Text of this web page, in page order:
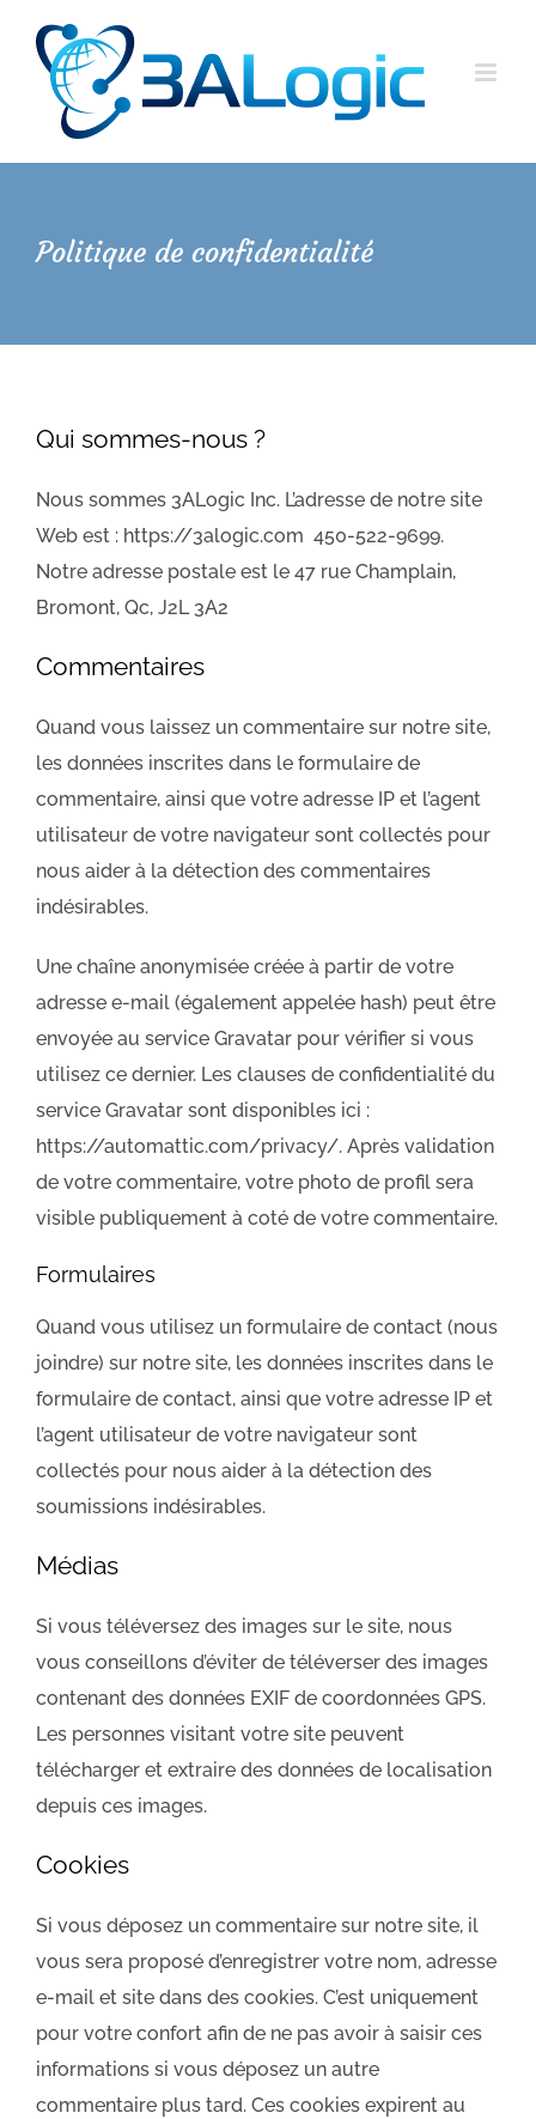
content
Politique de confidentialité
Qui sommes-nous ?
Nous sommes 3ALogic Inc. L’adresse de notre site
Web est : https://3alogic.com 450-522-9699.
Notre adresse postale est le 47 rue Champlain,
Bromont, Qc, J2L 3A2
Commentaires
Quand vous laissez un commentaire sur notre site,
les données inscrites dans le formulaire de
commentaire, ainsi que votre adresse IP et l’agent
utilisateur de votre navigateur sont collectés pour
nous aider à la détection des commentaires
indésirables.
Une chaîne anonymisée créée à partir de votre
adresse e-mail (également appelée hash) peut être
envoyée au service Gravatar pour vérifier si vous
utilisez ce dernier. Les clauses de confidentialité du
service Gravatar sont disponibles ici :
https://automattic.com/privacy/. Après validation
de votre commentaire, votre photo de profil sera
visible publiquement à coté de votre commentaire.
Formulaires
Quand vous utilisez un formulaire de contact (nous
joindre) sur notre site, les données inscrites dans le
formulaire de contact, ainsi que votre adresse IP et
l’agent utilisateur de votre navigateur sont
collectés pour nous aider à la détection des
soumissions indésirables.
Médias
Si vous téléversez des images sur le site, nous
vous conseillons d’éviter de téléverser des images
contenant des données EXIF de coordonnées GPS.
Les personnes visitant votre site peuvent
télécharger et extraire des données de localisation
depuis ces images.
Cookies
Si vous déposez un commentaire sur notre site, il
vous sera proposé d’enregistrer votre nom, adresse
e-mail et site dans des cookies. C’est uniquement
pour votre confort afin de ne pas avoir à saisir ces
informations si vous déposez un autre
commentaire plus tard. Ces cookies expirent au